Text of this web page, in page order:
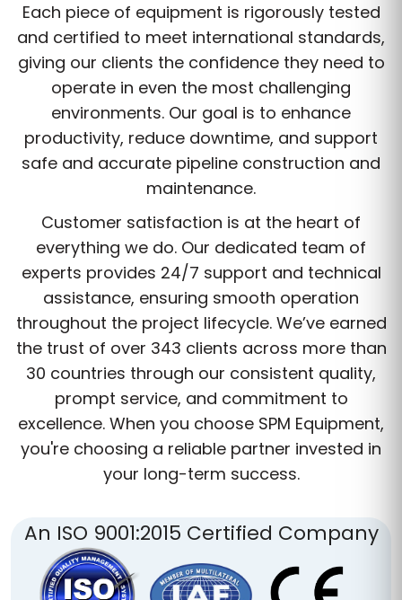
Each piece of equipment is rigorously tested
and certified to meet international standards,
giving our clients the confidence they need to
operate in even the most challenging
environments. Our goal is to enhance
productivity, reduce downtime, and support
safe and accurate pipeline construction and
maintenance.
Customer satisfaction is at the heart of
everything we do. Our dedicated team of
experts provides 24/7 support and technical
assistance, ensuring smooth operation
throughout the project lifecycle. We’ve earned
the trust of over 343 clients across more than
30 countries through our consistent quality,
prompt service, and commitment to
excellence. When you choose SPM Equipment,
you're choosing a reliable partner invested in
your long-term success.
An ISO 9001:2015 Certified Company